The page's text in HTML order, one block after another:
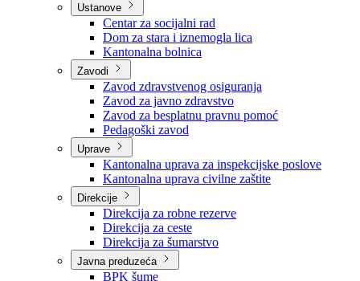
Služba za zajedničke poslove
Služba za zapošljavanje
Ustanove
Centar za socijalni rad
Dom za stara i iznemogla lica
Kantonalna bolnica
Zavodi
Zavod zdravstvenog osiguranja
Zavod za javno zdravstvo
Zavod za besplatnu pravnu pomoć
Pedagoški zavod
Uprave
Kantonalna uprava za inspekcijske poslove
Kantonalna uprava civilne zaštite
Direkcije
Direkcija za robne rezerve
Direkcija za ceste